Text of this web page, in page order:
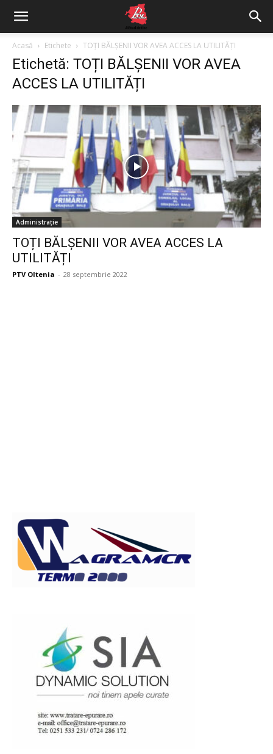
Acasă Etichete TOȚI BĂLȘENII VOR AVEA ACCES LA UTILITĂȚI
Etichetă: TOȚI BĂLȘENII VOR AVEA
ACCES LA UTILITĂȚI
Administrație
TOȚI BĂLȘENII VOR AVEA ACCES LA
UTILITĂȚI
PTV Oltenia - 28 septembrie 2022